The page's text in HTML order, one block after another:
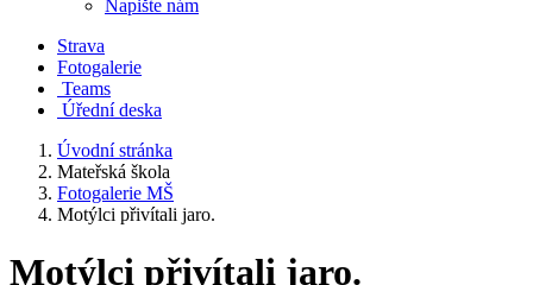
Napište nám
Strava
Fotogalerie
Teams
Úřední deska
Úvodní stránka
Mateřská škola
Fotogalerie MŠ
Motýlci přivítali jaro.
Motýlci přivítali jaro.